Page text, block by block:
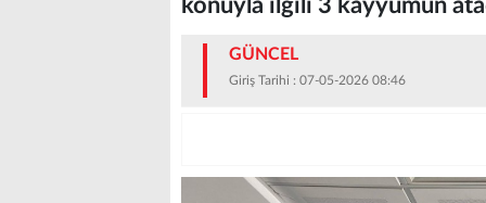
konuyla ilgili 3 kayyumun
GÜNCEL
Giriş Tarihi : 07-05-2026 08:46